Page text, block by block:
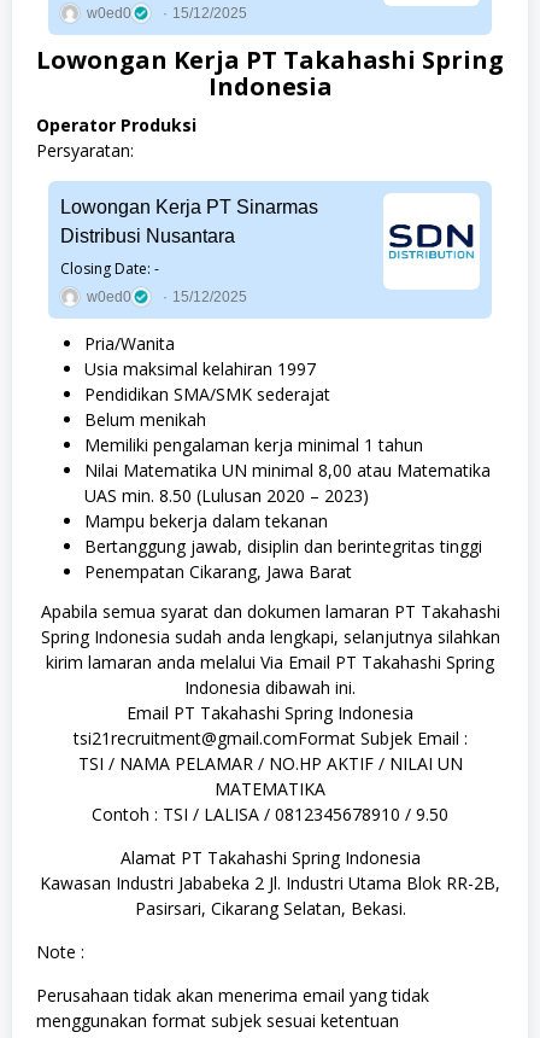
w0ed0 15/12/2025
Lowongan Kerja PT Takahashi Spring
Indonesia
Operator Produksi
Persyaratan:
Lowongan Kerja PT Sinarmas
Distribusi Nusantara
Closing Date: -
w0ed0 15/12/2025
Pria/Wanita
Usia maksimal kelahiran 1997
Pendidikan SMA/SMK sederajat
Belum menikah
Memiliki pengalaman kerja minimal 1 tahun
Nilai Matematika UN minimal 8,00 atau Matematika
UAS min. 8.50 (Lulusan 2020 – 2023)
Mampu bekerja dalam tekanan
Bertanggung jawab, disiplin dan berintegritas tinggi
Penempatan Cikarang, Jawa Barat
Apabila semua syarat dan dokumen lamaran PT Takahashi
Spring Indonesia sudah anda lengkapi, selanjutnya silahkan
kirim lamaran anda melalui Via Email PT Takahashi Spring
Indonesia dibawah ini.
Email PT Takahashi Spring Indonesia
tsi21recruitment@gmail.comFormat Subjek Email :
TSI / NAMA PELAMAR / NO.HP AKTIF / NILAI UN
MATEMATIKA
Contoh : TSI / LALISA / 0812345678910 / 9.50
Alamat PT Takahashi Spring Indonesia
Kawasan Industri Jababeka 2 Jl. Industri Utama Blok RR-2B,
Pasirsari, Cikarang Selatan, Bekasi.
Note :
Perusahaan tidak akan menerima email yang tidak
menggunakan format subjek sesuai ketentuan